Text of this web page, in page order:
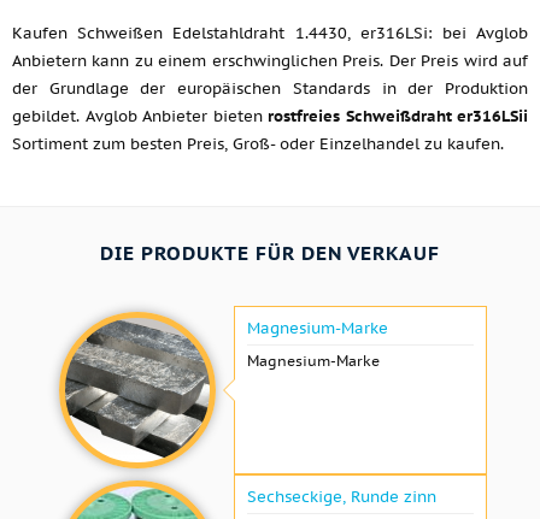
Kaufen Schweißen Edelstahldraht 1.4430, er316LSi: bei Avglob
Anbietern kann zu einem erschwinglichen Preis. Der Preis wird auf
der Grundlage der europäischen Standards in der Produktion
gebildet. Avglob Anbieter bieten rostfreies Schweißdraht er316LSii
Sortiment zum besten Preis, Groß- oder Einzelhandel zu kaufen.
DIE PRODUKTE FÜR DEN VERKAUF
Magnesium-Marke
Magnesium-Marke
Sechseckige, Runde zinn